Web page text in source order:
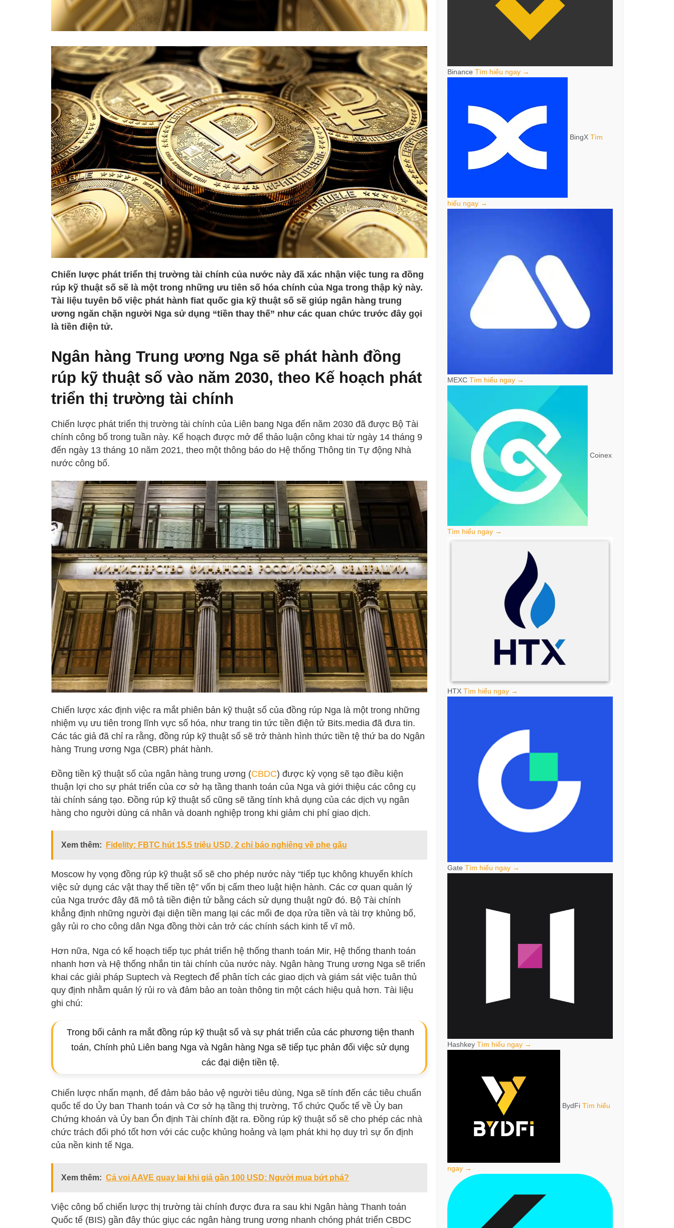
Chiến lược phát triển thị trường tài chính của nước này đã xác nhận việc tung ra đồng
rúp kỹ thuật số sẽ là một trong những ưu tiên số hóa chính của Nga trong thập kỷ này.
Tài liệu tuyên bố việc phát hành fiat quốc gia kỹ thuật số sẽ giúp ngân hàng trung
ương ngăn chặn người Nga sử dụng “tiền thay thế” như các quan chức trước đây gọi
là tiền điện tử.
Ngân hàng Trung ương Nga sẽ phát hành đồng
rúp kỹ thuật số vào năm 2030, theo Kế hoạch phát
triển thị trường tài chính
Chiến lược phát triển thị trường tài chính của Liên bang Nga đến năm 2030 đã được Bộ Tài
chính công bố trong tuần này. Kế hoạch được mở để thảo luận công khai từ ngày 14 tháng 9
đến ngày 13 tháng 10 năm 2021, theo một thông báo do Hệ thống Thông tin Tự động Nhà
nước công bố.
Chiến lược xác định việc ra mắt phiên bản kỹ thuật số của đồng rúp Nga là một trong những
nhiệm vụ ưu tiên trong lĩnh vực số hóa, như trang tin tức tiền điện tử Bits.media đã đưa tin.
Các tác giả đã chỉ ra rằng, đồng rúp kỹ thuật số sẽ trở thành hình thức tiền tệ thứ ba do Ngân
hàng Trung ương Nga (CBR) phát hành.
Đồng tiền kỹ thuật số của ngân hàng trung ương (CBDC) được kỳ vọng sẽ tạo điều kiện
thuận lợi cho sự phát triển của cơ sở hạ tầng thanh toán của Nga và giới thiệu các công cụ
tài chính sáng tạo. Đồng rúp kỹ thuật số cũng sẽ tăng tính khả dụng của các dịch vụ ngân
hàng cho người dùng cá nhân và doanh nghiệp trong khi giảm chi phí giao dịch.
Xem thêm: Fidelity: FBTC hút 15,5 triệu USD, 2 chỉ báo nghiêng về phe gấu
Moscow hy vọng đồng rúp kỹ thuật số sẽ cho phép nước này “tiếp tục không khuyến khích
việc sử dụng các vật thay thế tiền tệ” vốn bị cấm theo luật hiện hành. Các cơ quan quản lý
của Nga trước đây đã mô tả tiền điện tử bằng cách sử dụng thuật ngữ đó. Bộ Tài chính
khẳng định những người đại diện tiền mang lại các mối đe dọa rửa tiền và tài trợ khủng bố,
gây rủi ro cho công dân Nga đồng thời cản trở các chính sách kinh tế vĩ mô.
Hơn nữa, Nga có kế hoạch tiếp tục phát triển hệ thống thanh toán Mir, Hệ thống thanh toán
nhanh hơn và Hệ thống nhắn tin tài chính của nước này. Ngân hàng Trung ương Nga sẽ triển
khai các giải pháp Suptech và Regtech để phân tích các giao dịch và giám sát việc tuân thủ
quy định nhằm quản lý rủi ro và đảm bảo an toàn thông tin một cách hiệu quả hơn. Tài liệu
ghi chú:
Trong bối cảnh ra mắt đồng rúp kỹ thuật số và sự phát triển của các phương tiện thanh
toán, Chính phủ Liên bang Nga và Ngân hàng Nga sẽ tiếp tục phản đối việc sử dụng
các đại diện tiền tệ.
Chiến lược nhấn mạnh, để đảm bảo bảo vệ người tiêu dùng, Nga sẽ tính đến các tiêu chuẩn
quốc tế do Ủy ban Thanh toán và Cơ sở hạ tầng thị trường, Tổ chức Quốc tế về Ủy ban
Chứng khoán và Ủy ban Ổn định Tài chính đặt ra. Đồng rúp kỹ thuật số sẽ cho phép các nhà
chức trách đối phó tốt hơn với các cuộc khủng hoảng và lạm phát khi họ duy trì sự ổn định
của nền kinh tế Nga.
Xem thêm: Cá voi AAVE quay lại khi giá gần 100 USD: Người mua bứt phá?
Việc công bố chiến lược thị trường tài chính được đưa ra sau khi Ngân hàng Thanh toán
Quốc tế (BIS) gần đây thúc giục các ngân hàng trung ương nhanh chóng phát triển CBDC
Binance Tìm hiểu ngay →
BingX Tìm
hiểu ngay →
MEXC Tìm hiểu ngay →
Coinex
Tìm hiểu ngay →
HTX Tìm hiểu ngay →
Gate Tìm hiểu ngay →
Hashkey Tìm hiểu ngay →
BydFi Tìm hiểu
ngay →